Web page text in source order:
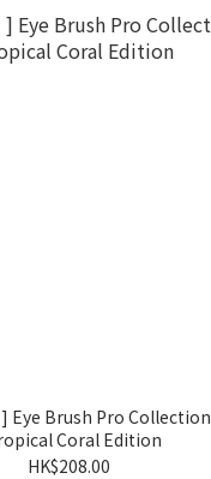
Eye Brush Pro Collection
Coral Edition
HK$208.00